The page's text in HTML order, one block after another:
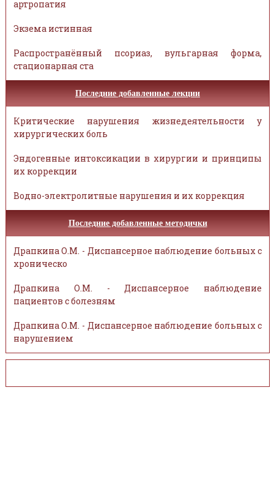
артропатия
Экзема истинная
Распространённый псориаз, вульгарная форма,
стационарная ста
Последние добавленные лекции
Критические нарушения жизнедеятельности у
хирургических боль
Эндогенные интоксикации в хирургии и принципы
их коррекции
Водно-электролитные нарушения и их коррекция
Последние добавленные методички
Драпкина О.М. - Диспансерное наблюдение больных с
хроническо
Драпкина О.М. - Диспансерное наблюдение
пациентов с болезням
Драпкина О.М. - Диспансерное наблюдение больных с
нарушением